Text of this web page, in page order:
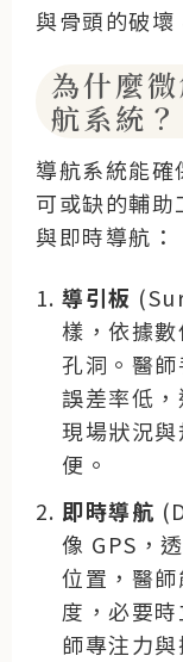
與骨頭的破壞
為什麼
航系統？
導航系統能確
可或缺的輔助
與即時導航：
導引板
樣，依據
孔洞。醫師
誤差率低
現場狀況
便。
即時導航
像 GPS，
位置，醫
度，必要
師專注力與